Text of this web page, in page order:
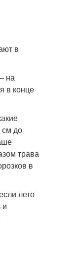
в
на
в конце
см до
трава
в
лето
и